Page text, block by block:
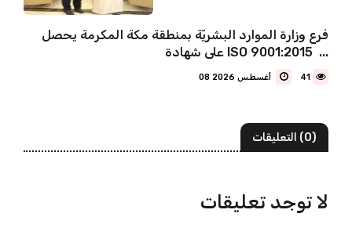
فرع وزارة الموارد البشريّة بمنطقة مكة المكرمة يحصل
على شهادة ISO 9001:2015 ...
41
(0) التعليقات
لا توجد تعليقات